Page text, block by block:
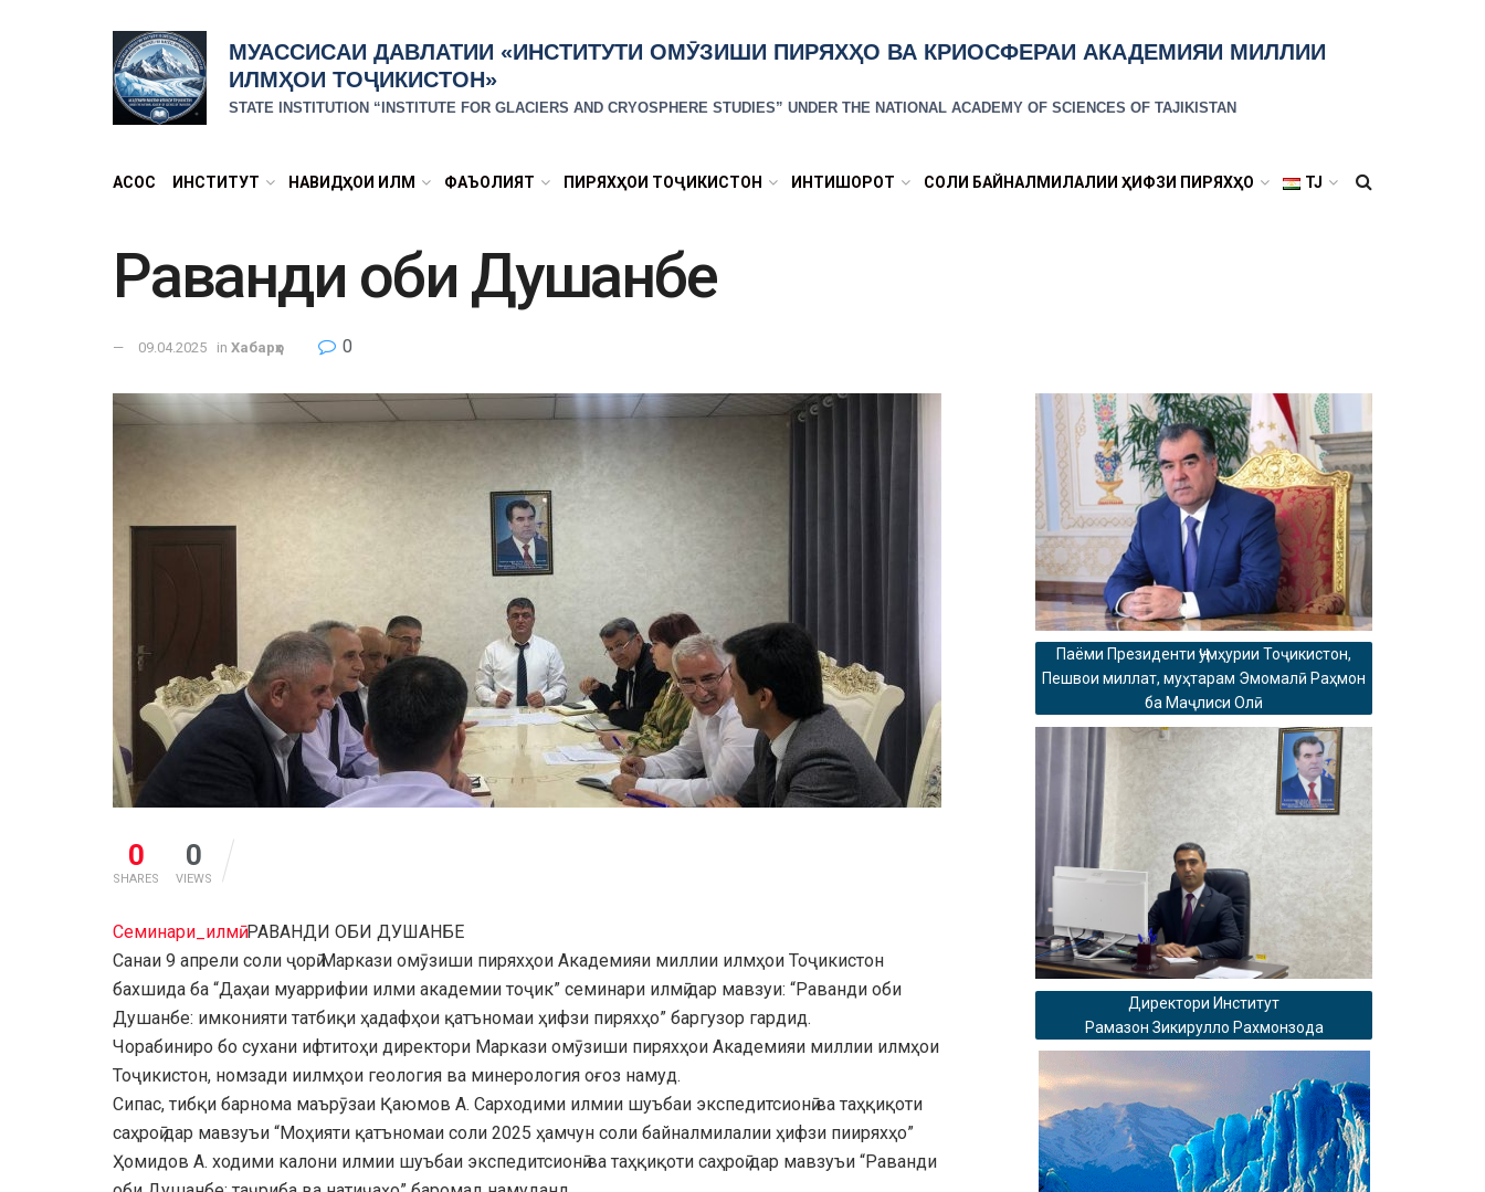
МУАССИСАИ ДАВЛАТИИ «ИНСТИТУТИ ОМӮЗИШИ ПИРЯХҲО ВА КРИОСФЕРАИ АКАДЕМИЯИ МИЛЛИИ
ИЛМҲОИ ТОҶИКИСТОН»
STATE INSTITUTION “INSTITUTE FOR GLACIERS AND CRYOSPHERE STUDIES” UNDER THE NATIONAL ACADEMY OF SCIENCES OF TAJIKISTAN
АСОСӢ ИНСТИТУТ НАВИДҲОИ ИЛМӢ ФАЪОЛИЯТ ПИРЯХҲОИ ТОҶИКИСТОН ИНТИШОРОТ СОЛИ БАЙНАЛМИЛАЛИИ ҲИФЗИ ПИРЯХҲО TJ
Раванди оби Душанбе
09.04.2025 in Хабарҳо 0
0
SHARES
0
VIEWS
Семинари_илмӣ. РАВАНДИ ОБИ ДУШАНБЕ
Санаи 9 апрели соли ҷорӣ Маркази омӯзиши пиряхҳои Академияи миллии илмҳои Тоҷикистон
бахшида ба “Даҳаи муаррифии илми академии тоҷик” семинари илмӣ дар мавзуи: “Раванди оби
Душанбе: имконияти татбиқи ҳадафҳои қатъномаи ҳифзи пиряхҳо” баргузор гардид.
Чорабиниро бо сухани ифтитоҳи директори Маркази омӯзиши пиряхҳои Академияи миллии илмҳои
Тоҷикистон, номзади иилмҳои геология ва минерология оғоз намуд.
Сипас, тибқи барнома маърӯзаи Қаюмов А. Сарходими илмии шуъбаи экспедитсионӣ ва таҳқиқоти
саҳроӣ дар мавзуъи “Моҳияти қатъномаи соли 2025 ҳамчун соли байналмилалии ҳифзи пииряхҳо”
Ҳомидов А. ходими калони илмии шуъбаи экспедитсионӣ ва таҳқиқоти саҳроӣ дар мавзуъи “Раванди
Паёми Президенти Ҷумҳурии Тоҷикистон,
Пешвои миллат, муҳтарам Эмомалӣ Раҳмон
ба Маҷлиси Олӣ
Директори Институт
Рамазон Зикирулло Рахмонзода